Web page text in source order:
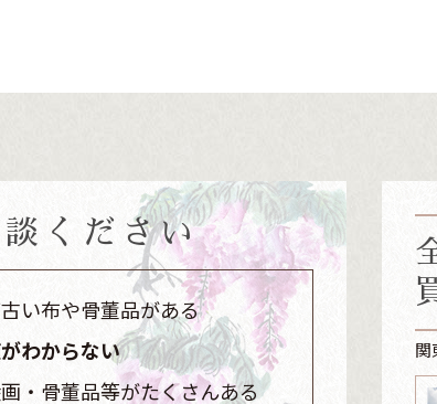
ください
い布や骨董品がある
わからない
・骨董品等がたくさんある
関